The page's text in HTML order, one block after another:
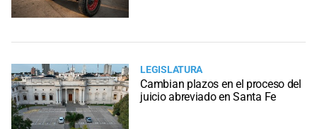
LEGISLATURA
Cambian plazos en el proceso del
juicio abreviado en Santa Fe